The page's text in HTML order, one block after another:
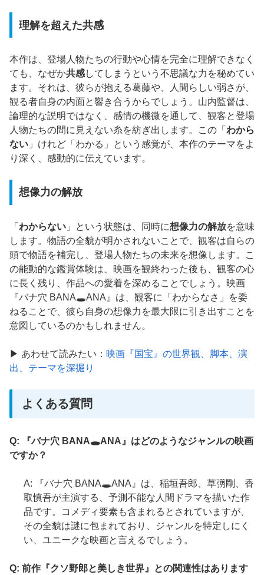
理解を超えた共感
本作は、登場人物たちの行動や心情を完全に理解できなく
ても、なぜか共感してしまうという不思議な力を秘めてい
ます。それは、彼らが抱える葛藤や、人間らしい弱さが、
観る者自身の内面と響き合うからでしょう。山内監督は、
論理的な説明ではなく、感情の機微を通して、観客と登場
人物たちの間に見えない糸を紡ぎ出します。この「 わから
ない 」けれど「わかる」という感覚が、本作のテーマをよ
り深く、感動的に伝えています。
想像力の解放
「 わからない 」という状態は、同時に想像力の解放を意味
します。物語の全貌が明かされないことで、観客は自らの
頭で物語を補完し、登場人物たちの未来を想像します。こ
の能動的な鑑賞体験は、映画を観終わった後も、観客の心
に長く残り、作品への愛着を深めることでしょう。映画
『バナ穴 BANA🕳️ANA』は、観客に「わからなさ」を委
ねることで、彼ら自身の想像力を最大限に引き出すことを
意図しているのかもしれません。
▶ あわせて読みたい： 映画『国宝』の世界観、脚本、演
出、テーマを深掘り
よくある質問
Q: 『バナ穴 BANA🕳️ANA』はどのようなジャンルの映画
ですか？
A: 『バナ穴 BANA🕳️ANA』は、稲垣吾郎、草彅剛、香
取慎吾が主演する、予測不能な人間ドラマを描いた作
品です。コメディ要素も含まれるとされていますが、
その全貌は謎に包まれており、ジャンルを特定しにく
い、ユニークな映画と言えるでしょう。
Q: 前作『クソ野郎と美しき世界』との関連性はあります